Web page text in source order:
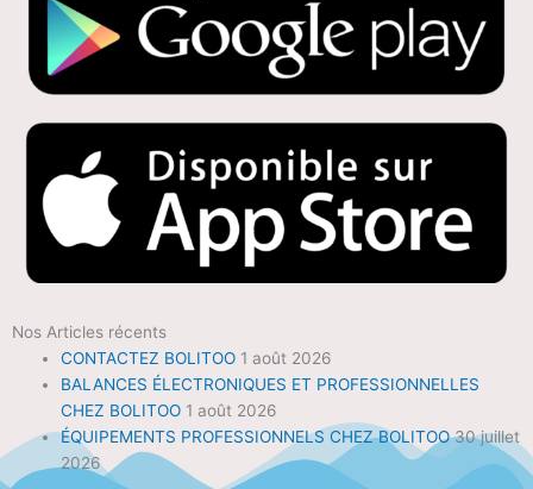
Nos Articles récents
CONTACTEZ BOLITOO 1 août 2026
BALANCES ÉLECTRONIQUES ET PROFESSIONNELLES
CHEZ BOLITOO 1 août 2026
ÉQUIPEMENTS PROFESSIONNELS CHEZ BOLITOO 30 juillet
2026